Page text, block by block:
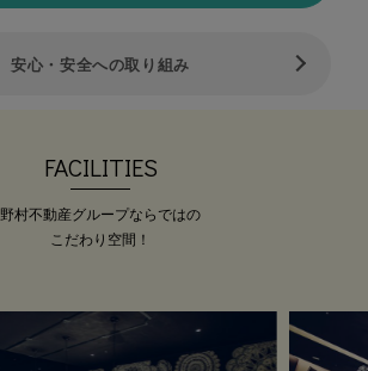
なりたい。そん…
経験・実績豊富な パーソナルトレ
ーナーが あなた…
3Dパノラマビューで館内バー
チャル見学！
安心・安全への取り組み
FACILITIES
野村不動産グループならではの
こだわり空間！